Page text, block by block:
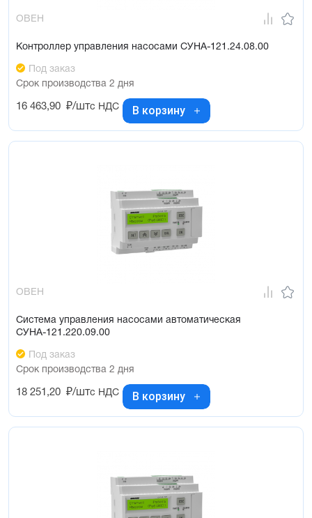
ОВЕН
Контроллер управления насосами СУНА-121.24.08.00
Под заказ
Срок производства 2 дня
16 463,90 ₽/штс НДС В корзину
ОВЕН
Система управления насосами автоматическая
СУНА-121.220.09.00
Под заказ
Срок производства 2 дня
18 251,20 ₽/штс НДС В корзину